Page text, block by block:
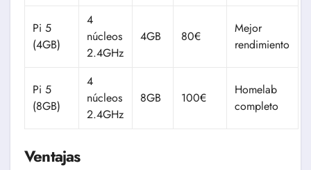
Pi 5
(4GB)
4
núcleos
2.4GHz
4GB 80€
Mejor
rendimiento
Pi 5
(8GB)
4
núcleos
2.4GHz
8GB 100€
Homelab
completo
Ventajas